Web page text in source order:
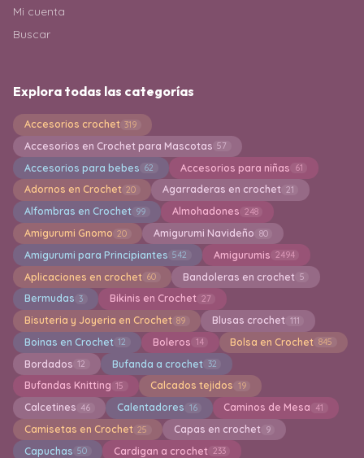
Mi cuenta
Buscar
Explora todas las categorías
Accesorios crochet 319
Accesorios en Crochet para Mascotas 57
Accesorios para bebes 62 Accesorios para niñas 61
Adornos en Crochet 20 Agarraderas en crochet 21
Alfombras en Crochet 99 Almohadones 248
Amigurumi Gnomo 20 Amigurumi Navideño 80
Amigurumi para Principiantes 542 Amigurumis 2494
Aplicaciones en crochet 60 Bandoleras en crochet 5
Bermudas 3 Bikinis en Crochet 27
Bisuteria y Joyeria en Crochet 89 Blusas crochet 111
Boinas en Crochet 12 Boleros 14 Bolsa en Crochet 845
Bordados 12 Bufanda a crochet 32
Bufandas Knitting 15 Calcados tejidos 19
Calcetines 46 Calentadores 16 Caminos de Mesa 41
Camisetas en Crochet 25 Capas en crochet 9
Capuchas 50 Cardigan a crochet 233